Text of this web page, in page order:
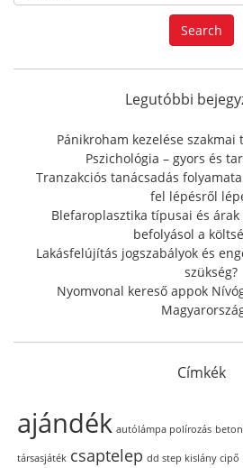
a
r
f
r
:
Search
Legutóbbi
Pánikroham kezelése szakmai
Pszichológia – gyors és
Tranzakciós tanácsadás
fel lépésről
Blefaroplasztika típusai és
befolyásol a
Lakásfelújítás jogszabályok és
szükség?
Nyomvonal kereső appok
Címkék
ajándék autólámpa polírozás
társasjáték csaptelep dd step kislány cipő